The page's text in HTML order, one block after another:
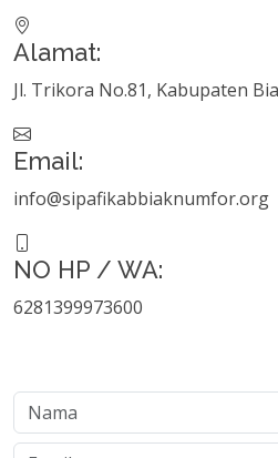
Alamat:
Jl. Trikora No.81, Kabupaten
Email:
info@sipafikabbiaknumfor.org
NO HP / WA:
6281399973600